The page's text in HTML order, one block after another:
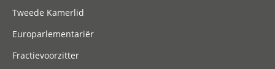
Tweede Kamerlid
Europarlementariër
Fractievoorzitter